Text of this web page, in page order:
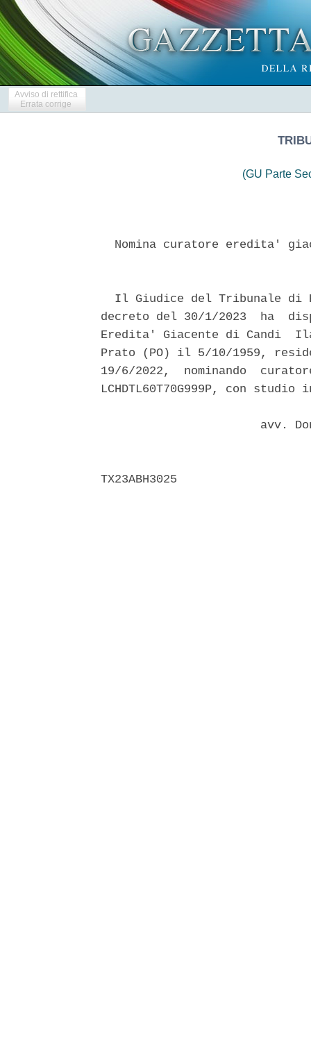
Avviso di rettifica
Errata corrige
(GU Parte
Nomina curatore eredita'
Il Giudice del Tribunale di
decreto del 30/1/2023  ha
Eredita' Giacente di Candi
Prato (PO) il 5/10/1959,
19/6/2022,  nominando
LCHDTL60T70G999P, con
avv.